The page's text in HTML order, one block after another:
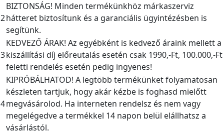
2
BIZTONSÁG! Minden termékünkhöz márkaszerviz
hátteret biztosítunk és a garanciális ügyintézésben is
segítünk.
3
KEDVEZŐ ÁRAK! Az egyébként is kedvező áraink mellett a
kiszállítási díj előreutalás esetén csak 1990,-Ft, 100.000,-Ft
feletti rendelés esetén pedig ingyenes!
4
KIPRÓBÁLHATOD! A legtöbb termékünket folyamatosan
készleten tartjuk, hogy akár kézbe is foghasd mielőtt
megvásárolod. Ha interneten rendelsz és nem vagy
megelégedve a termékkel 14 napon belül elállhatsz a
vásárlástól.